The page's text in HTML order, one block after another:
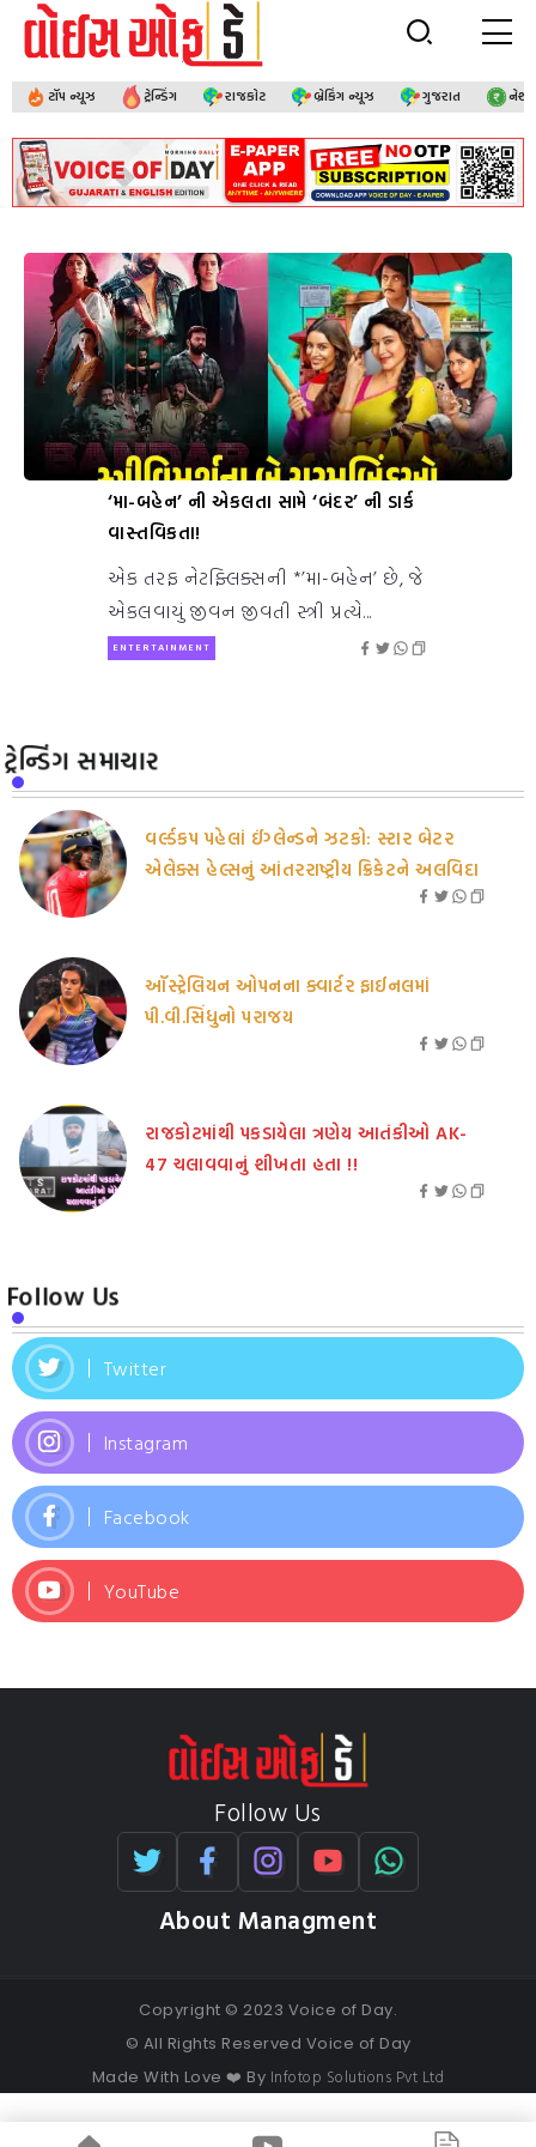
ટૉપ ન્યૂઝ ટ્રેન્ડિંગ રાજકોટ બ્રેકિંગ ન્યૂઝ ગુજરાત
‘મા-બહેન’ ની એકલતા સામે ‘બંદર’ ની ડાર્ક
વાસ્તવિકતા!
એક તરફ નેટફ્લિક્સની *’મા-બહેન’ છે, જે
એકલવાયું જીવન જીવતી સ્ત્રી પ્રત્યે...
ENTERTAINMENT
ટ્રેન્ડિંગ સમાચાર
વર્લ્ડકપ પહેલાં ઈંગ્લેન્ડને ઝટકો: સ્ટાર બેટર
એલેક્સ હેલ્સનું આંતરરાષ્ટ્રીય ક્રિકેટને અલવિદા
ઑસ્ટ્રેલિયન ઓપનના ક્વાર્ટર ફાઈનલમાં
પી.વી.સિંધુનો પરાજય
રાજકોટમાંથી પકડાયેલા ત્રણેય આતંકીઓ AK-
47 ચલાવવાનું શીખતા હતા !!
Follow Us
Twitter
Instagram
Facebook
YouTube
Follow Us
About Managment
Copyright © 2023 Voice of Day.
© All Rights Reserved Voice of Day
Made With Love ❤️ By Infotop Solutions Pvt Ltd